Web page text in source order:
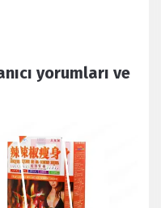
yorumları ve